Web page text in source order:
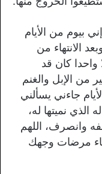
بيوم من الأيام
الانتهاء من
كان قد
من الإبل والغنم
جاءني يسألني
نميتها له،
وانصرف، اللهم
مرضات وجهك